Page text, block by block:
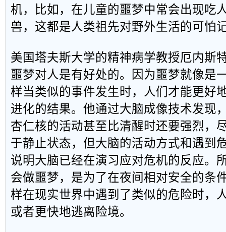
机，比如，在儿童的噩梦中常会出现吃
兽，这都是人类祖先对野外生活的可怕
美国塔夫斯大学的精神病学教授厄内斯
噩梦对人是有好处的。因为噩梦就像是
样当类似的事件发生时，人们才能更好
进化的结果。他通过大脑成像技术发现
杏仁核的活动甚至比清醒时还要强烈，
于静止状态，但大脑的活动方式和遇到
说明大脑已经在演习应对危机的反应。
会做噩梦，是为了在夜间相对安全的条
样在现实世界中遇到了类似的危险时，
或者更快地逃离险境。